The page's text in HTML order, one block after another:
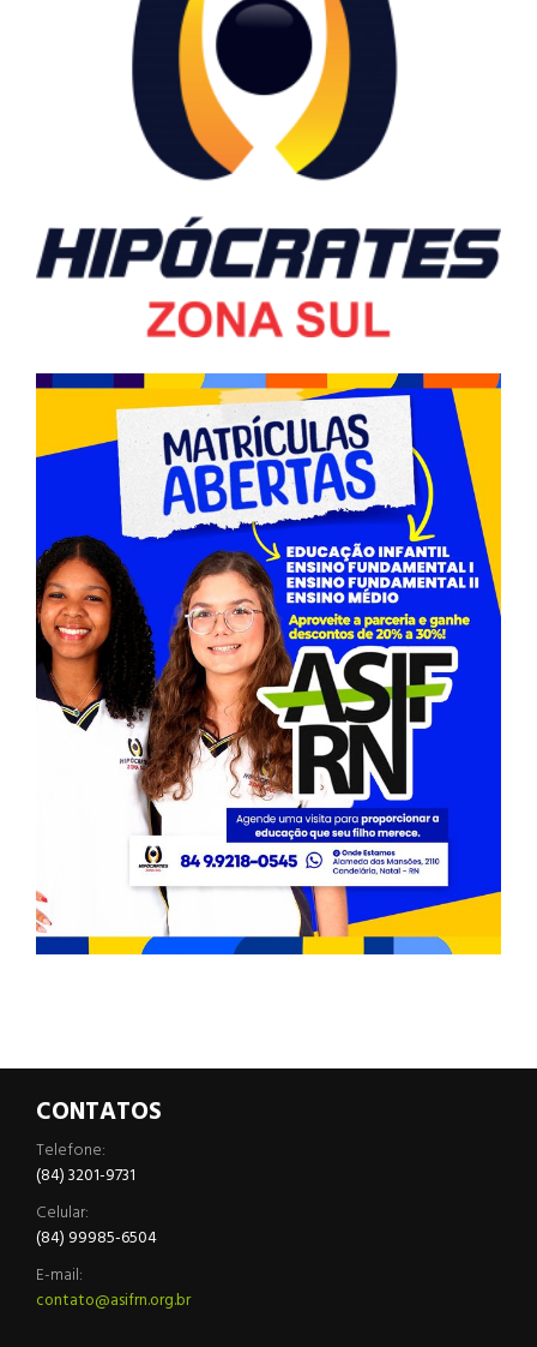
CONTATOS
Telefone:
(84) 3201-9731
Celular:
(84) 99985-6504
E-mail:
contato@asifrn.org.br